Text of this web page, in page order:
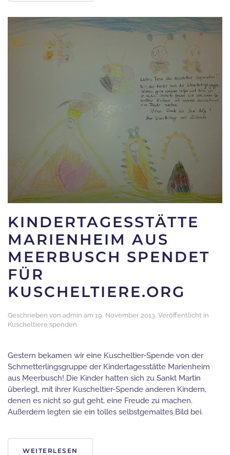
KINDERTAGESSTÄTTE
MARIENHEIM AUS
MEERBUSCH SPENDET
FÜR
KUSCHELTIERE.ORG
Geschrieben von admin am 19. November 2013. Veröffentlicht in
Kuscheltiere spenden.
Gestern bekamen wir eine Kuscheltier-Spende von der
Schmetterlingsgruppe der Kindertagesstätte Marienheim
aus Meerbusch! Die Kinder hatten sich zu Sankt Martin
überlegt, mit ihrer Kuscheltier-Spende anderen Kindern,
denen es nicht so gut geht, eine Freude zu machen.
Außerdem legten sie ein tolles selbstgemaltes Bild bei.
WEITERLESEN